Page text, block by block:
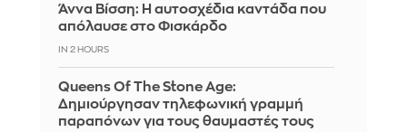
Άννα Βίσση: Η αυτοσχέδια καντάδα που
απόλαυσε στο Φισκάρδο
IN 2 HOURS
Queens Of The Stone Age:
Δημιούργησαν τηλεφωνική γραμμή
παραπόνων για τους θαυμαστές τους